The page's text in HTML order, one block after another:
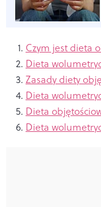
Czym jest dieta
Dieta
Zasady diety
Dieta
Dieta
Dieta